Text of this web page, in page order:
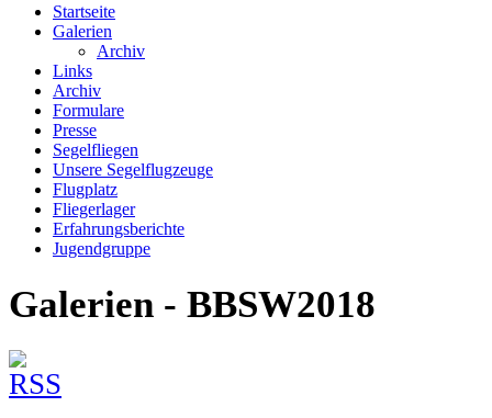
Startseite
Galerien
Archiv
Links
Archiv
Formulare
Presse
Segelfliegen
Unsere Segelflugzeuge
Flugplatz
Fliegerlager
Erfahrungsberichte
Jugendgruppe
Galerien - BBSW2018